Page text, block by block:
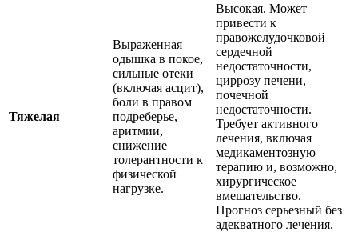
Тяжелая
Выраженная
одышка в покое,
сильные отеки
(включая асцит),
боли в правом
подреберье,
аритмии,
снижение
толерантности к
физической
нагрузке.
Высокая. Может
привести к
правожелудочковой
сердечной
недостаточности,
циррозу печени,
почечной
недостаточности.
Требует активного
лечения, включая
медикаментозную
терапию и, возможно,
хирургическое
вмешательство.
Прогноз серьезный без
адекватного лечения.